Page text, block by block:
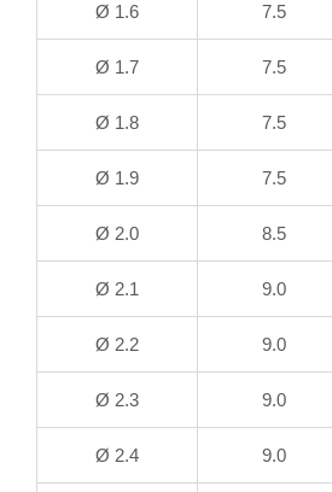
Ø 1.6 7.5
Ø 1.7 7.5
Ø 1.8 7.5
Ø 1.9 7.5
Ø 2.0 8.5
Ø 2.1 9.0
Ø 2.2 9.0
Ø 2.3 9.0
Ø 2.4 9.0